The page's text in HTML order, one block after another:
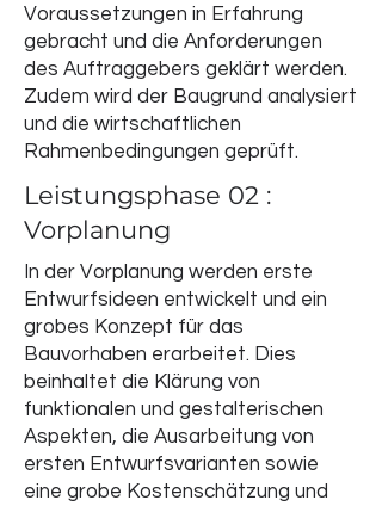
Voraussetzungen in Erfahrung
gebracht und die Anforderungen
des Auftraggebers geklärt werden.
Zudem wird der Baugrund analysiert
und die wirtschaftlichen
Rahmenbedingungen geprüft.
Leistungsphase 02 :
Vorplanung
In der Vorplanung werden erste
Entwurfsideen entwickelt und ein
grobes Konzept für das
Bauvorhaben erarbeitet. Dies
beinhaltet die Klärung von
funktionalen und gestalterischen
Aspekten, die Ausarbeitung von
ersten Entwurfsvarianten sowie
eine grobe Kostenschätzung und